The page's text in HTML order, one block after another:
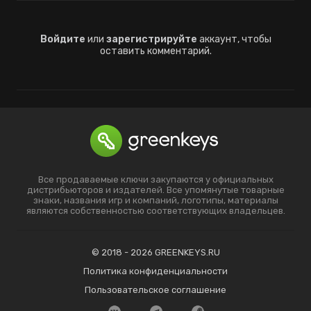
Войдите или зарегистрируйте аккаунт, чтобы
оставить комментарий.
Все продаваемые ключи закупаются у официальных
дистрибьюторов и издателей. Все упомянутые товарные
знаки, названия игр и компаний, логотипы, материалы
являются собственностью соответствующих владельцев.
© 2018 - 2026 GREENKEYS.RU
Политика конфиденциальности
Пользовательское соглашение